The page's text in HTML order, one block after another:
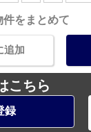
件をまとめて
追加
こちら
録